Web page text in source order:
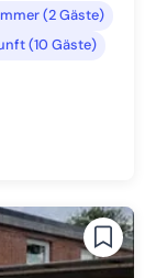
(2 Gäste)
(10 Gäste)